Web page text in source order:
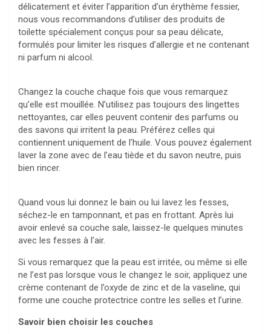
délicatement et éviter l’apparition d’un érythème fessier,
nous vous recommandons d’utiliser des produits de
toilette spécialement conçus pour sa peau délicate,
formulés pour limiter les risques d’allergie et ne contenant
ni parfum ni alcool.
Changez la couche chaque fois que vous remarquez
qu’elle est mouillée. N’utilisez pas toujours des lingettes
nettoyantes, car elles peuvent contenir des parfums ou
des savons qui irritent la peau. Préférez celles qui
contiennent uniquement de l’huile. Vous pouvez également
laver la zone avec de l’eau tiède et du savon neutre, puis
bien rincer.
Quand vous lui donnez le bain ou lui lavez les fesses,
séchez-le en tamponnant, et pas en frottant. Après lui
avoir enlevé sa couche sale, laissez-le quelques minutes
avec les fesses à l’air.
Si vous remarquez que la peau est irritée, ou même si elle
ne l’est pas lorsque vous le changez le soir, appliquez une
crème contenant de l’oxyde de zinc et de la vaseline, qui
forme une couche protectrice contre les selles et l’urine.
Savoir bien choisir les couches